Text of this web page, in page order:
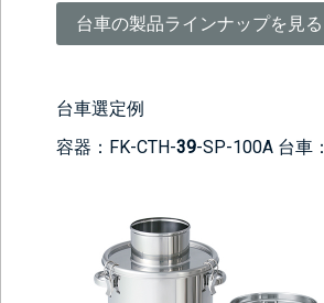
台車の製品ラインナップを見る
台車選定例
容器：FK-CTH-39-SP-100A 台車：